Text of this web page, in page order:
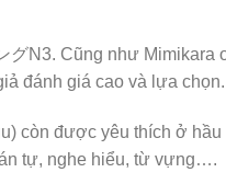
グN3. Cũng như Mimikara
đánh giá cao và lựa chọn.
còn được yêu thích ở hầu
tự, nghe hiểu, từ vựng….